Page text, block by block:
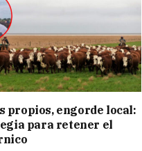
propios, engorde local:
para retener el